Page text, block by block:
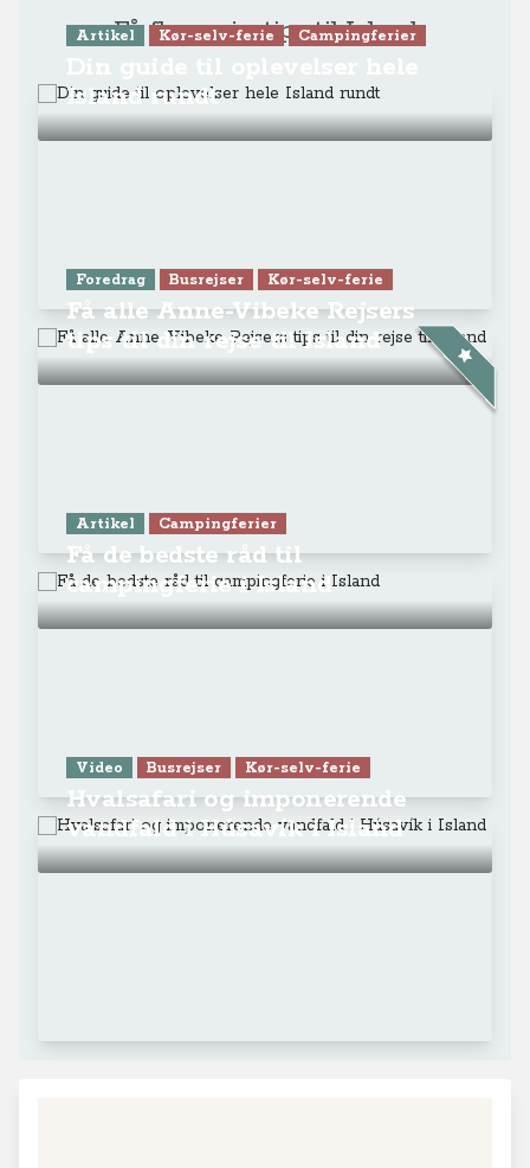
Få flere rejsetips til Island
Artikel Kør-selv-ferie Campingferier
Island rundt
Foredrag Busrejser Kør-selv-ferie
Få alle Anne-Vibeke Rejsers
tips til din rejse til Island
Artikel Campingferier
Få de bedste råd til
campingferie i Island
Video Busrejser Kør-selv-ferie
Hvalsafari og imponerende
vandfald i Húsavík i Island